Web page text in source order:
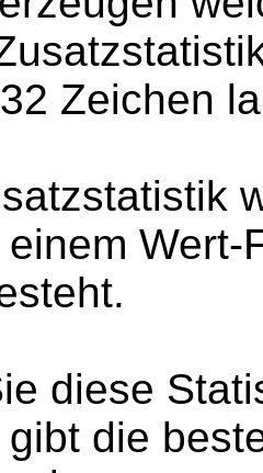
Zeichen
diese
die